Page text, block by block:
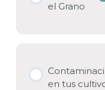
el Grano
en tus